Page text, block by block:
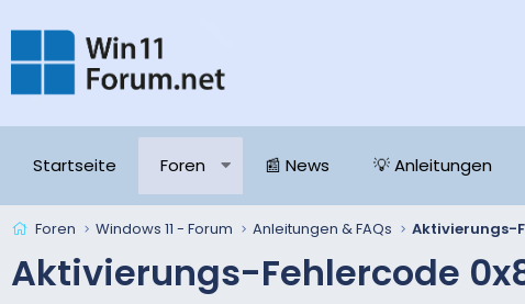
Startseite Foren 📰 News 💡 Anleitungen
Foren Windows 11 - Forum Anleitungen & FAQs
Aktivierungs-Fehlercode